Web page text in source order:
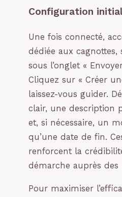
Configuration
Une fois connecté,
dédiée aux cagnottes,
sous l’onglet «
Cliquez sur « Créer
laissez-vous guider.
clair, une description
et, si nécessaire, un
qu’une date de fin.
renforcent la
démarche auprès des
Pour maximiser